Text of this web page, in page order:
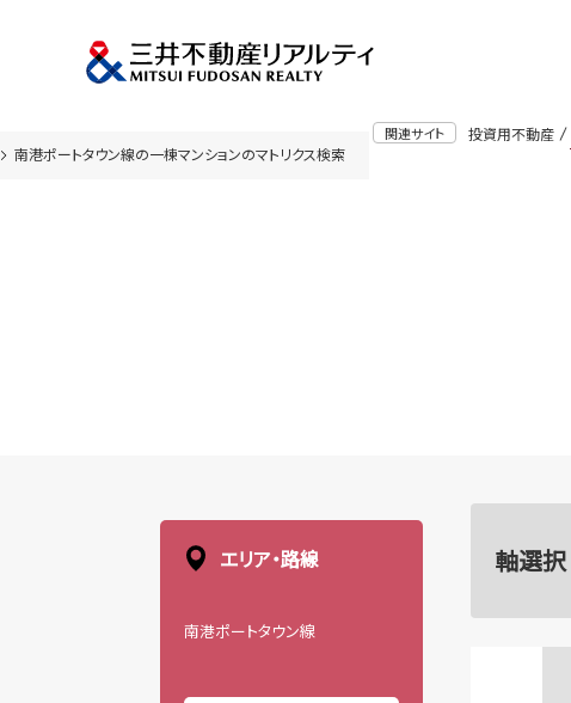
関連サイト 投資用不動産
南港ポートタウン線の一棟マンションのマトリクス検索
エリア・路線
南港ポートタウン線
軸選択